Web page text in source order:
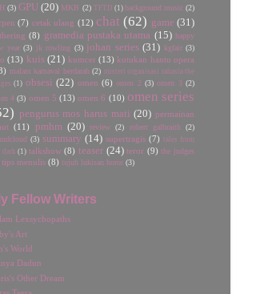
(3) GPU (20) MKB (2) TFTD (1) background music (2)
(7) cetak ulang (12) chat (62) game (31)
(8) gramedia pustaka utama (15) happy
year (3) jk rowling (3) johan series (31) kgfair (3)
(13) kuis (21) kumcer (13) kutukan hantu opera
malam karnaval berdarah (2) misteri organisasi rahasia the
(1) obsesi (22) omen (6) omen 2 (3) omen 3 (2)
4 (3) omen 5 (13) omen 6 (10) omen series
pengurus mos harus mati (20) permainan
(11) pmhm (20) review (2) robert galbraith
(2)
(3) summary (14) supertragis (7) tales from
dark (1) talkshow (8) teaser (24) teror (9) the judges
tips menulis (8) tujuh lukisan horor (3)
Fellow Writers
Lexsychopaths
Art
World
Dadun
Other Dream